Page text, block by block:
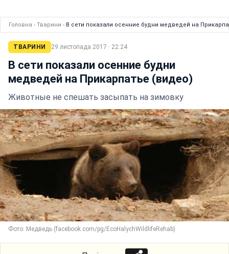
Головна › Тварини › В сети показали осенние будни медведей на
ТВАРИНИ 29 листопада 2017 · 22:24
В сети показали осенние будни
медведей на Прикарпатье (видео)
Животные не спешать засыпать на зимовку
Фото: Медведь (facebook.com/pg/EcoHalychWildlifeRehab)